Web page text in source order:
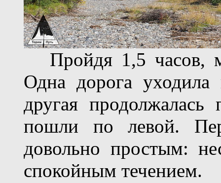
Пройдя 1,5 часов,
Одна дорога
другая
пошли по левой.
довольно простым:
спокойным течением.